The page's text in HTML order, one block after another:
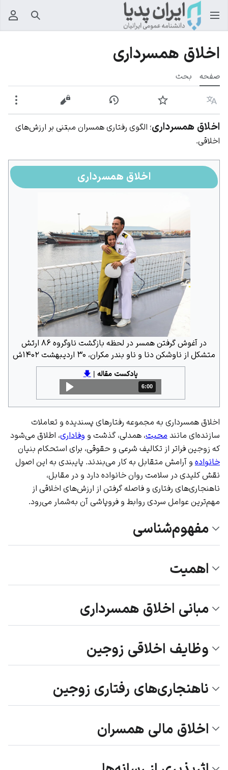
جستجو
اخلاق همسرداری
صفحه بحث
زبان پیگیری نمایش تاریخچهنمایش مبدأ
اخلاق همسرداری؛ الگوی رفتاری همسران مبتنی بر ارزش‌های
اخلاقی.
اخلاق همسرداری
در آغوش گرفتن همسر در لحظه بازگشت ناوگروه ۸۶ ارتش
متشکل از ناوشکن دنا و ناو بندر مکران، ۳۰ اردیبهشت ۱۴۰۲ش
پادکست مقاله |
🡇
مدت: 6 دقیقه و 0 ثانیه
6:00
اخلاق همسرداری به مجموعه رفتارهای پسندیده و تعاملات
سازنده‌ای مانند محبت، همدلی، گذشت و وفاداری، اطلاق می‌شود
که زوجین فراتر از تکالیف شرعی و حقوقی، برای استحکام بنیان
خانواده و آرامش متقابل به کار می‌بندند. پایبندی به این اصول
نقش کلیدی در سلامت روان خانواده دارد و در مقابل،
ناهنجاری‌های رفتاری و فاصله گرفتن از ارزش‌های اخلاقی از
مهم‌ترین عوامل سردی روابط و فروپاشی آن به‌شمار می‌رود.
مفهوم‌شناسی
اهمیت
مبانی اخلاق همسرداری
وظایف اخلاقی زوجین
ناهنجاری‌های رفتاری زوجین
اخلاق مالی همسران